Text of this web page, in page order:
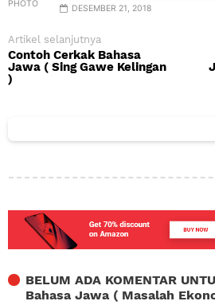
DESEMBER 21, 2018
Artikel selanjutnya
Contoh Cerkak Bahasa
Jawa ( Sing Gawe Kelingan
)
BELUM ADA KOMENTAR
Bahasa Jawa ( Masalah